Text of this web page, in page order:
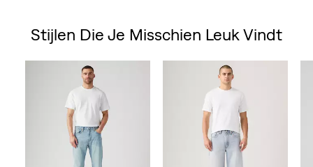
Stijlen Die Je Misschien Leuk Vindt